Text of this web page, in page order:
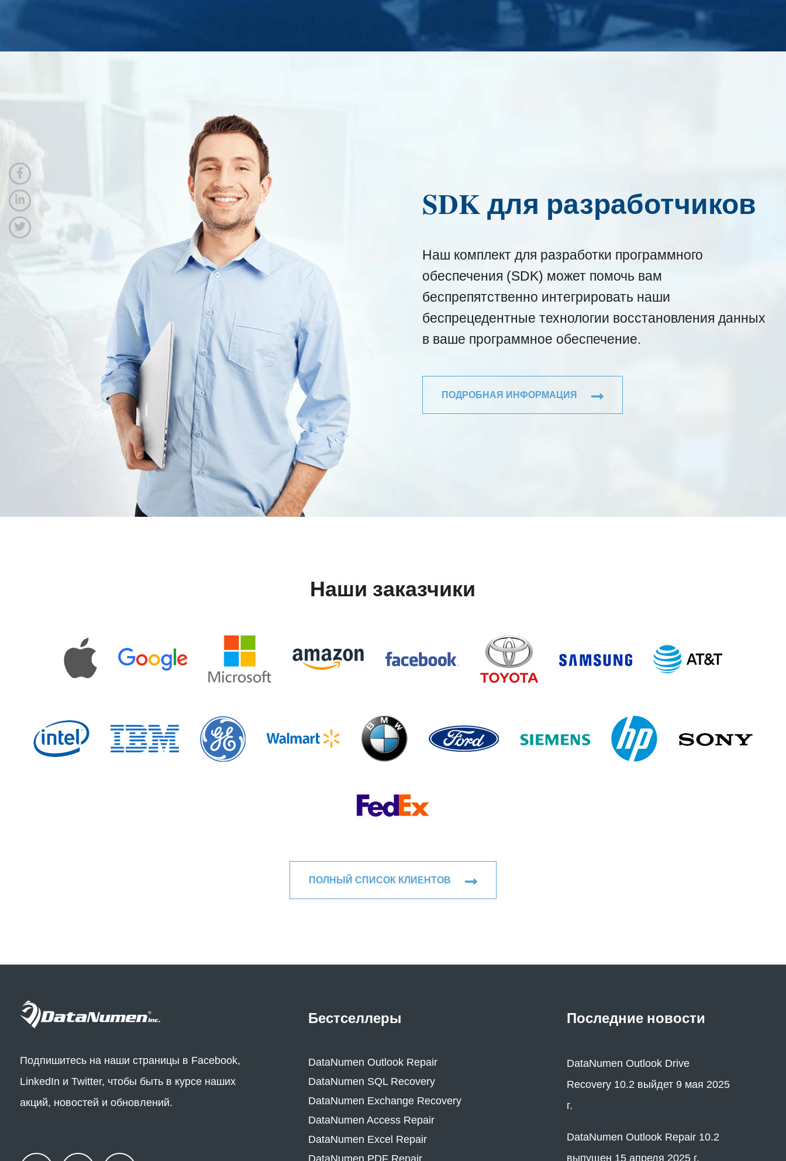
SDK для разработчиков
Наш комплект для разработки программного
обеспечения (SDK) может помочь вам
беспрепятственно интегрировать наши
беспрецедентные технологии восстановления данных
в ваше программное обеспечение.
ПОДРОБНАЯ ИНФОРМАЦИЯ
Наши заказчики
ПОЛНЫЙ СПИСОК КЛИЕНТОВ
Подпишитесь на наши страницы в Facebook,
LinkedIn и Twitter, чтобы быть в курсе наших
акций, новостей и обновлений.
Бестселлеры
DataNumen Outlook Repair
DataNumen SQL Recovery
DataNumen Exchange Recovery
DataNumen Access Repair
DataNumen Excel Repair
Последние новости
DataNumen Outlook Drive
Recovery 10.2 выйдет 9 мая 2025
г.
DataNumen Outlook Repair 10.2
выпущен 15 апреля 2025 г.